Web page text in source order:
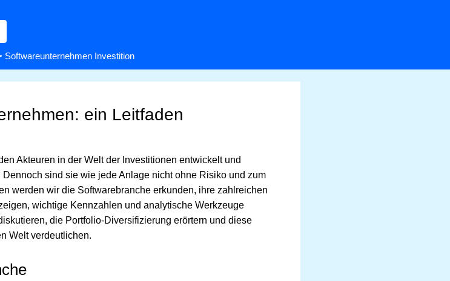
Softwareunternehmen Investition
ein Leitfaden
Akteuren in der Welt der Investitionen entwickelt und
sind sie wie jede Anlage nicht ohne Risiko und zum
werden wir die Softwarebranche erkunden, ihre zahlreichen
wichtige Kennzahlen und analytische Werkzeuge
die Portfolio-Diversifizierung erörtern und diese
Welt verdeutlichen.